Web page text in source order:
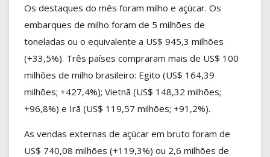
Os destaques do mês foram milho e açúcar. Os
embarques de milho foram de 5 milhões de
toneladas ou o equivalente a US$ 945,3 milhões
(+33,5%). Três países compraram mais de US$ 100
milhões de milho brasileiro: Egito (US$ 164,39
milhões; +427,4%); Vietnã (US$ 148,32 milhões;
+96,8%) e Irã (US$ 119,57 milhões; +91,2%).
As vendas externas de açúcar em bruto foram de
US$ 740,08 milhões (+119,3%) ou 2,6 milhões de